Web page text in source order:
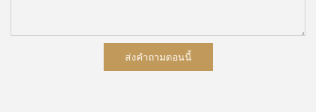
ส่งคำถามตอนนี้